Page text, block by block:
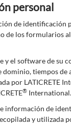
personal
de identificación
de los formularios
el software de su
tiempos
por LATICRETE
® International.
información de
y utilizada